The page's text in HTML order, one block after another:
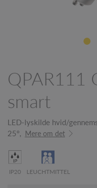
QPAR111
smart
LED-lyskilde hvid/
25°,
Mere om det
IP20 LEUCHTMITTEL